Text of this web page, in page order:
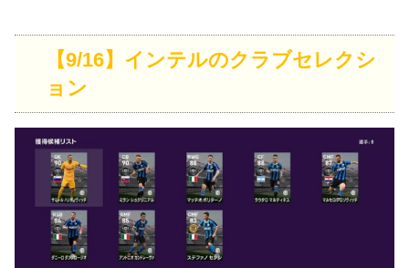
【9/16】インテルのクラブセレクシ
ョン